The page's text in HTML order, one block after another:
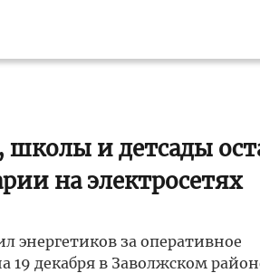
и детсады
на электросетях
энергетиков за оперативное
19 декабря в Заволжском